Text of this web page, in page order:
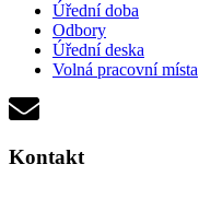
Úřední doba
Odbory
Úřední deska
Volná pracovní místa
Kontakt